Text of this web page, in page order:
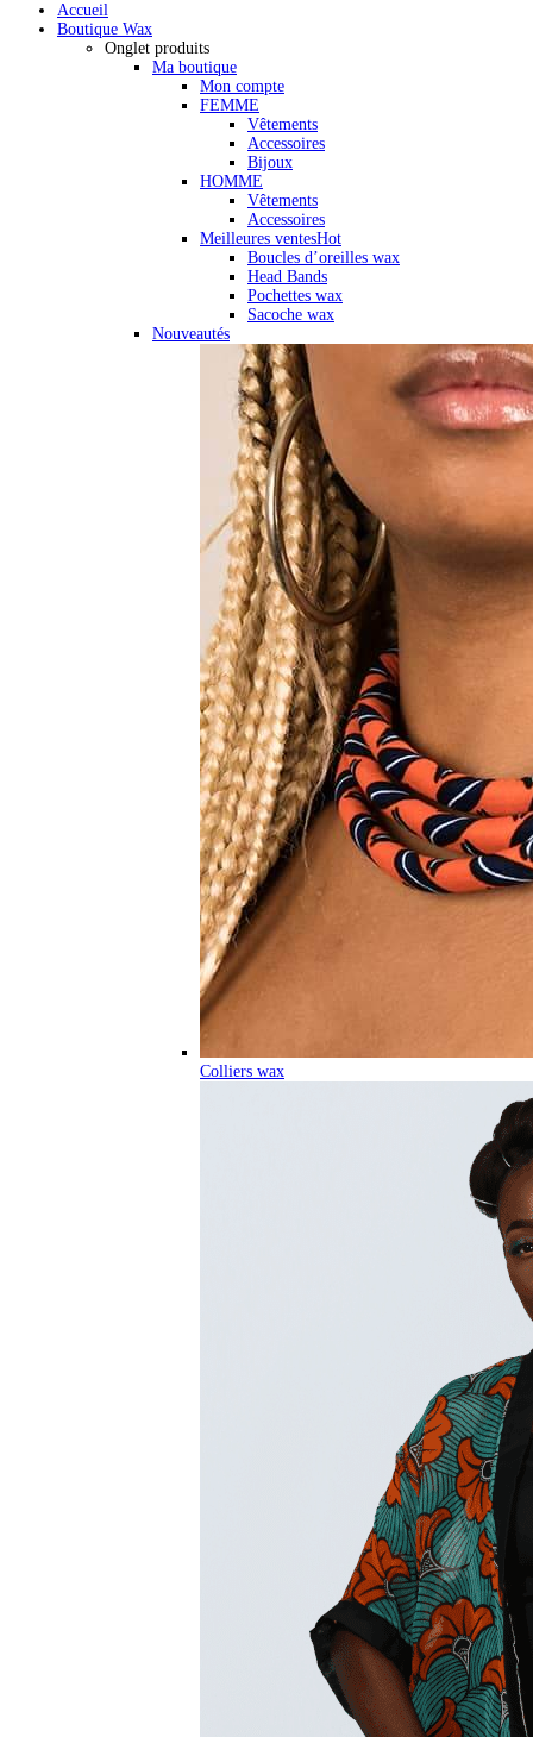
Accueil
Boutique Wax
Onglet produits
Ma boutique
Mon compte
FEMME
Vêtements
Accessoires
Bijoux
HOMME
Vêtements
Accessoires
Meilleures ventesHot
Boucles d’oreilles wax
Head Bands
Pochettes wax
Sacoche wax
Nouveautés
Colliers wax